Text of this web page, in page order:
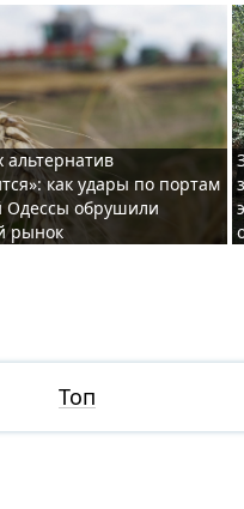
альтернатив
как удары по портам
Одессы обрушили
рынок
Топ